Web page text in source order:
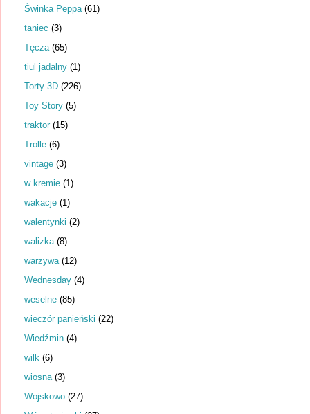
Świnka Peppa (61)
taniec (3)
Tęcza (65)
tiul jadalny (1)
Torty 3D (226)
Toy Story (5)
traktor (15)
Trolle (6)
vintage (3)
w kremie (1)
wakacje (1)
walentynki (2)
walizka (8)
warzywa (12)
Wednesday (4)
weselne (85)
wieczór panieński (22)
Wiedźmin (4)
wilk (6)
wiosna (3)
Wojskowo (27)